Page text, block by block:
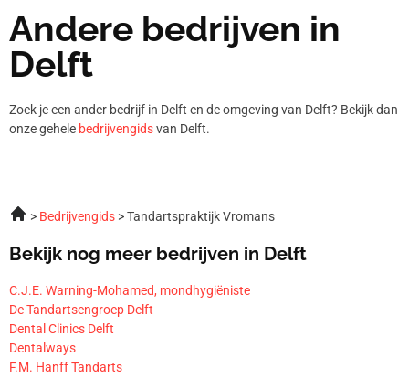
Andere bedrijven in
Delft
Zoek je een ander bedrijf in Delft en de omgeving van Delft? Bekijk dan
onze gehele bedrijvengidsvan Delft.
Bedrijvengids Tandartspraktijk Vromans
Bekijk nog meer bedrijven in Delft
C.J.E. Warning-Mohamed, mondhygiëniste
De Tandartsengroep Delft
Dental Clinics Delft
Dentalways
F.M. Hanff Tandarts